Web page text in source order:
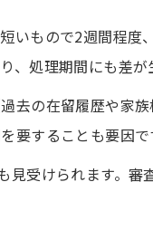
いもので2週間程度
処理期間にも差が
去の在留履歴や家
要することも要因で
見受けられます。審